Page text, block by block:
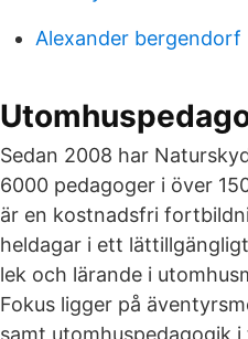
Alexander bergendorf
Sedan 2008 har
6000 pedagoger i över
är en kostnadsfri
heldagar i ett
lek och lärande i
Fokus ligger på
samt utomhuspedagogik i